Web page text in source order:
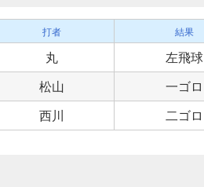
打者 結果
丸 左飛球
松山 一ゴロ
西川 二ゴロ